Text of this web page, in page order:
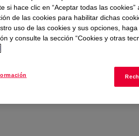
de Calor y Líquidos
si hace clic en “Aceptar todas las
de las cookies para habilitar dichas
uso de las cookies y sus opciones, haga
y consulte la sección “Cookies y otras